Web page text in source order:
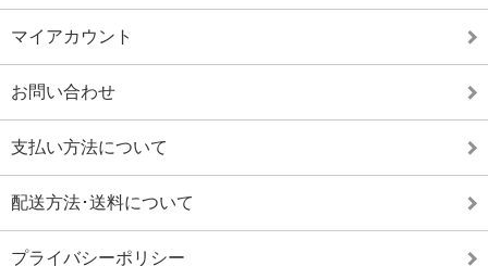
マイアカウント
お問い合わせ
支払い方法について
配送方法･送料について
プライバシーポリシー